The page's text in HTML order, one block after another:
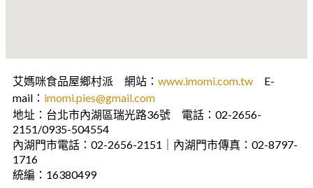
艾媽咪食品屋鄉村派 網站： www.imomi.com.tw E-
mail： imomi.pies@gmail.com
地址：台北市內湖區瑞光路36號 電話：02-2656-
2151/0935-504554
內湖門市電話：02-2656-2151｜內湖門市傳真：02-8797-
1716
統編：16380499